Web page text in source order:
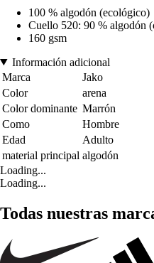
100 % algodón (ecológico)
Cuello 520: 90 % algodón
160 gsm
Información adicional
Marca
Jako
Color
arena
Color dominante Marrón
Como
Hombre
Edad
Adulto
material principal algodón
Loading...
Loading...
Todas nuestras